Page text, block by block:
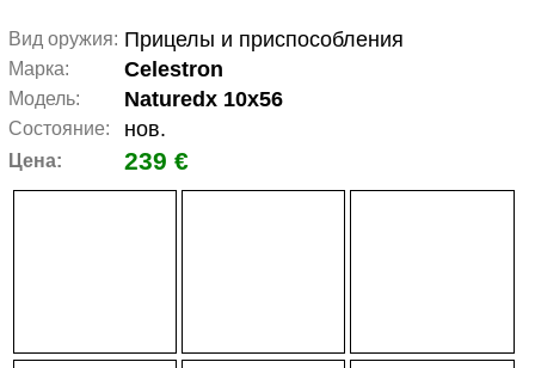
Вид оружия: Прицелы и приспособления
Марка: Celestron
Модель: Naturedx 10x56
Состояние: нов.
Цена: 239 €